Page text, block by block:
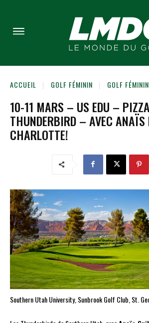
ACCUEIL GOLF FÉMININ GOLF
10-11 MARS – US EDU –
THUNDERBIRD – AVEC ANAÏS
CHARLOTTE!
Southern Utah University, Sunbrook Golf Club, St.